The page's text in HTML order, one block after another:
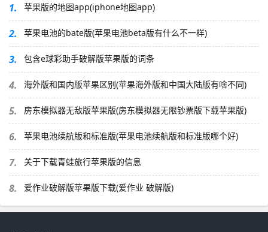
1. 苹果版的地图app(iphone地图app)
2. 苹果电池的bate版(苹果电池beta版有什么不一样)
3. 包含e球彩助手破解版苹果版的词条
4. 海外版和国内版苹果区别(苹果海外版和中国大陆版有啥不同)
5. 房东模拟器无敌版苹果版(房东模拟器无限钞票版下载苹果版)
6. 苹果电池续航版和标准版(苹果电池续航版和标准版哪个好)
7. 关于下载青蛙旅行苹果版的信息
8. 爱作业破解版苹果版下载(爱作业 破解版)